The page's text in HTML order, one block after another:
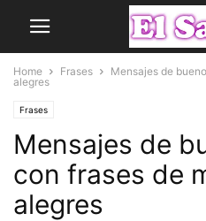
Home Frases
Mensajes de
alegres
Frases
Mensajes de
con frases de
alegres